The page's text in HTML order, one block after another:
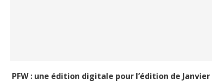
PFW : une édition digitale pour l’édition de Janvier